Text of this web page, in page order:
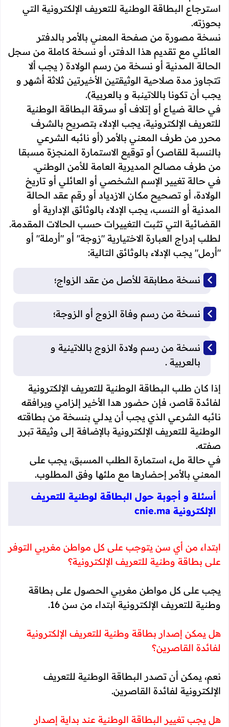
استرجاع البطاقة الوطنية للتعريف الإلكترونية التي
بحوزته.
نسخة مصورة من صفحة المعني بالأمر بالدفتر
العائلي مع تقديم هذا الدفتر، أو نسخة كاملة من سجل
الحالة المدنية أو نسخة من رسم الولادة ( يجب ألا
تتجاوز مدة صلاحية الوثيقتين الأخيرتين ثلاثة أشهر و
يجب أن تكونا باللاتينبة و بالعربية).
في حالة ضياع أو إتلاف أو سرقة البطاقة الوطنية
للتعريف الإلكترونية، يجب الإدلاء بتصريح بالشرف
محرر من طرف المعني بالأمر (أو نائبه الشرعي
بالنسبة للقاصر) أو توقيع الاستمارة المنجزة مسبقا
من طرف مصالح المديرية العامة للأمن الوطني.
في حالة تغيير الإسم الشخصي أو العائلي أو تاريخ
الولادة، أو تصحيح مكان الازدياد أو رقم عقد الحالة
المدنية أو النسب، يجب الإدلاء بالوثائق الإدارية أو
القضائية التي تثبت التغييرات حسب الحالات المقدمة.
لطلب إدراج العبارة الاختيارية "زوجة" أو "أرملة" أو
"أرمل" يجب الإدلاء بالوثائق التالية:
نسخة مطابقة للأصل من عقد الزواج؛
نسخة من رسم وفاة الزوج أو الزوجة؛
نسخة من رسم ولادة الزوج باللاتينية و
بالعربية .
إذا كان طلب البطاقة الوطنية للتعريف الإلكترونية
لفائدة قاصر، فإن حضور هدا الأخير إلزامي ويرافقه
نائبه الشرعي الذي يجب أن يدلي بنسخة من بطاقته
الوطنية للتعريف الإلكترونية بالإضافة إلى وثيقة تبرر
صفته.
في حالة ملء استمارة الطلب المسبق، يجب على
المعني بالأمر إحضارها مع ملئها وفق المطلوب.
أسئلة و أجوبة حول البطاقة لوطنية للتعريف
الإلكترونية cnie.ma
ابتداء من أي سن يتوجب على كل مواطن مغربي التوفر
على بطاقة وطنية للتعريف الإلكترونية؟
يجب على كل مواطن مغربي الحصول على بطاقة
وطنية للتعريف الإلكترونية ابتداء من سن 16.
هل يمكن إصدار بطاقة وطنية للتعريف الإلكترونية
لفائدة القاصرين؟
نعم، يمكن أن تصدر البطاقة الوطنية للتعريف
الإلكترونية لفائدة القاصرين.
هل يجب تغيير البطاقة الوطنية عند بداية إصدار